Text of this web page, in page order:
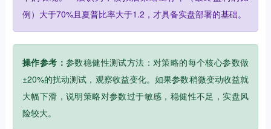
例）大于70%且夏普比率大于1.2，才具备实盘部署的基础。
操作参考： 参数稳健性测试方法：对策略的每个核心参数做
±20%的扰动测试，观察收益变化。如果参数稍微变动收益就
大幅下滑，说明策略对参数过于敏感，稳健性不足，实盘风
险较大。